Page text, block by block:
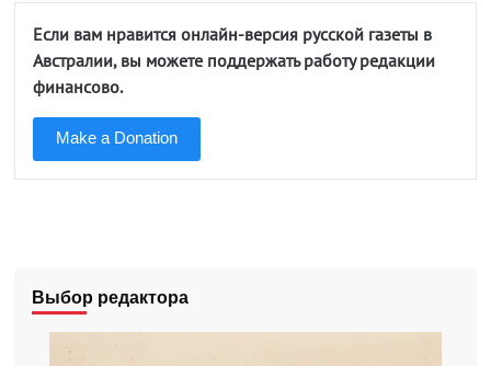
Если вам нравится онлайн-версия русской газеты в
Австралии, вы можете поддержать работу редакции
финансово.
Make a Donation
Выбор редактора